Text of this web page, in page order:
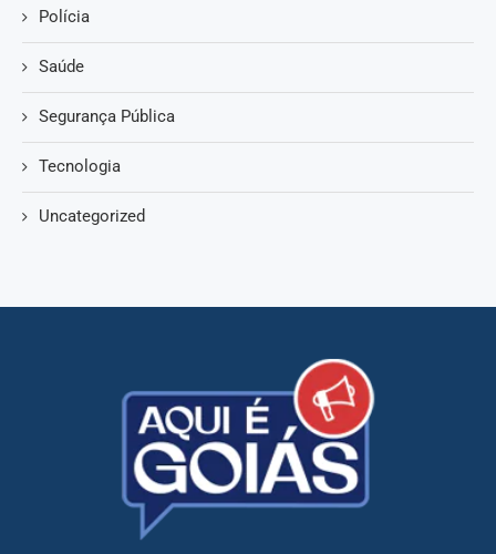
Polícia
Saúde
Segurança Pública
Tecnologia
Uncategorized